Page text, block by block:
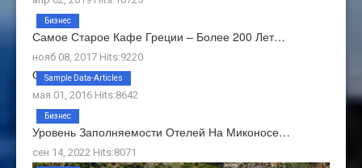
Самое Старое Кафе Греции – Более 200 Лет…
нояб 08, 2017 Hits:9220
Бизнес
О Нас
мая 01, 2016 Hits:8642
Sample Data-Articles
Уровень Заполняемости Отелей На Миконосе…
сен 14, 2022 Hits:8071
Бизнес